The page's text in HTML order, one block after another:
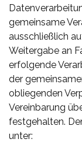
gemeinsame
ausschließlich
Weitergabe an
erfolgende
der
obliegenden
Vereinbarung
festgehalten.
unter: